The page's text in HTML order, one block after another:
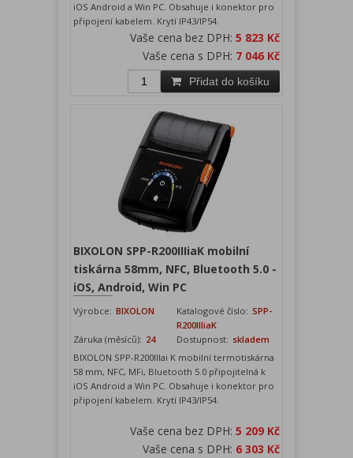
iOS Android a Win PC. Obsahuje i konektor pro
připojení kabelem. Krytí IP43/IP54.
Vaše cena bez DPH: 5 823 Kč
Vaše cena s DPH: 7 046 Kč
Přidat do košíku
BIXOLON SPP-R200IIIiaK mobilní
tiskárna 58mm, NFC, Bluetooth 5.0 -
iOS, Android, Win PC
Výrobce: BIXOLON Katalogové číslo: SPP-
R200IIIiaK
Záruka (měsíců): 24 Dostupnost: skladem
BIXOLON SPP-R200IIIai K mobilní termotiskárna
58 mm, NFC, MFi, Bluetooth 5.0 připojitelná k
iOS Android a Win PC. Obsahuje i konektor pro
připojení kabelem. Krytí IP43/IP54.
Vaše cena bez DPH: 5 209 Kč
Vaše cena s DPH: 6 303 Kč